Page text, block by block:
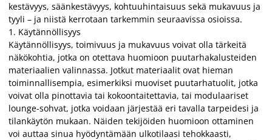
kestävyys, säänkestävyys, kohtuuhintaisuus sekä mukavuus ja
tyyli – ja niistä kerrotaan tarkemmin seuraavissa osioissa.
1. Käytännöllisyys
Käytännöllisyys, toimivuus ja mukavuus voivat olla tärkeitä
näkökohtia, jotka on otettava huomioon puutarhakalusteiden
materiaalien valinnassa. Jotkut materiaalit ovat hieman
toiminnallisempia, esimerkiksi muoviset puutarhatuolit, jotka
voivat olla pinottavia tai kokoontaitettavia, tai modulaariset
lounge-sohvat, jotka voidaan järjestää eri tavalla tarpeidesi ja
tilankäytön mukaan. Näiden tekijöiden huomioon ottaminen
voi auttaa sinua hyödyntämään ulkotilaasi tehokkaasti,